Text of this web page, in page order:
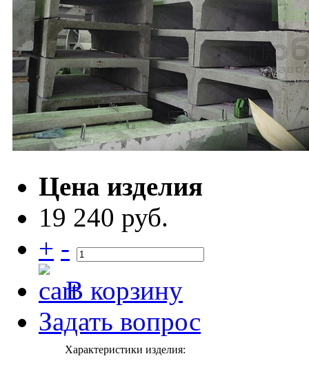
Цена изделия
19 240 руб.
+ -
В корзину
Задать вопрос
Характеристики изделия: